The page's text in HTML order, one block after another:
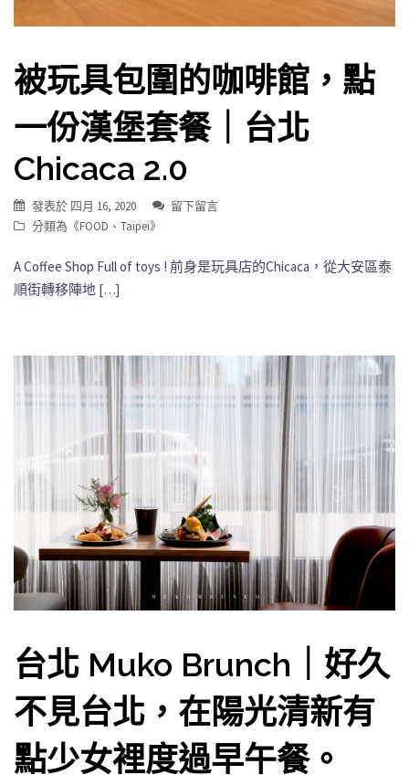
被玩具包圍的咖啡館，點
一份漢堡套餐｜台北
Chicaca 2.0
發表於 四月 16, 2020
留下留言
分類為《FOOD 、 Taipei》
A Coffee Shop Full of toys ! 前身是玩具店的Chicaca，從大安區泰
順街轉移陣地 […]
台北 Muko Brunch｜好久
不見台北，在陽光清新有
點少女裡度過早午餐。